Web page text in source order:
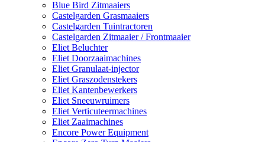
Blue Bird Zitmaaiers
Castelgarden Grasmaaiers
Castelgarden Tuintractoren
Castelgarden Zitmaaier / Frontmaaier
Eliet Beluchter
Eliet Doorzaaimachines
Eliet Granulaat-injector
Eliet Graszodenstekers
Eliet Kantenbewerkers
Eliet Sneeuwruimers
Eliet Verticuteermachines
Eliet Zaaimachines
Encore Power Equipment